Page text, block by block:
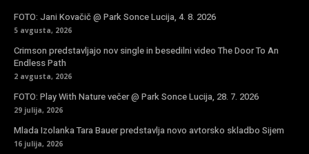
FOTO: Jani Kovačič @ Park Sonce Lucija, 4. 8. 2026
5 avgusta, 2026
Crimson predstavljajo nov single in besedilni video The Door To An
Endless Path
2 avgusta, 2026
FOTO: Play With Nature večer @ Park Sonce Lucija, 28. 7. 2026
29 julija, 2026
Mlada Izolanka Tara Bauer predstavlja novo avtorsko skladbo Sijem
16 julija, 2026